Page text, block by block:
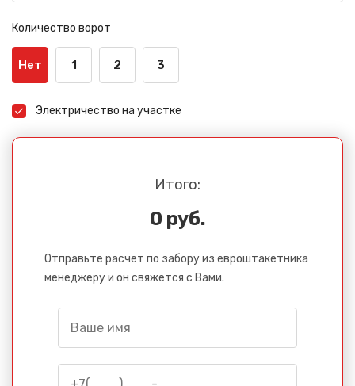
Количество ворот
Нет 1 2 3
Электричество на участке
Итого:
0 руб.
Отправьте расчет по забору из евроштакетника
менеджеру и он свяжется с Вами.